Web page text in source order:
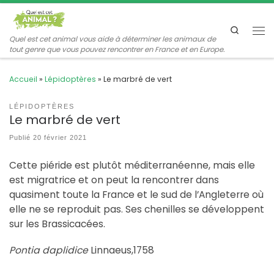
Passer au contenu
Quel est cet animal vous aide à déterminer les animaux de
tout genre que vous pouvez rencontrer en France et en Europe.
Search
Accueil » Lépidoptères » Le marbré de vert
LÉPIDOPTÈRES
Le marbré de vert
Publié 20 février 2021
Cette piéride est plutôt méditerranéenne, mais elle
est migratrice et on peut la rencontrer dans
quasiment toute la France et le sud de l’Angleterre où
elle ne se reproduit pas. Ses chenilles se développent
sur les Brassicacées.
Pontia daplidiceLinnaeus,1758